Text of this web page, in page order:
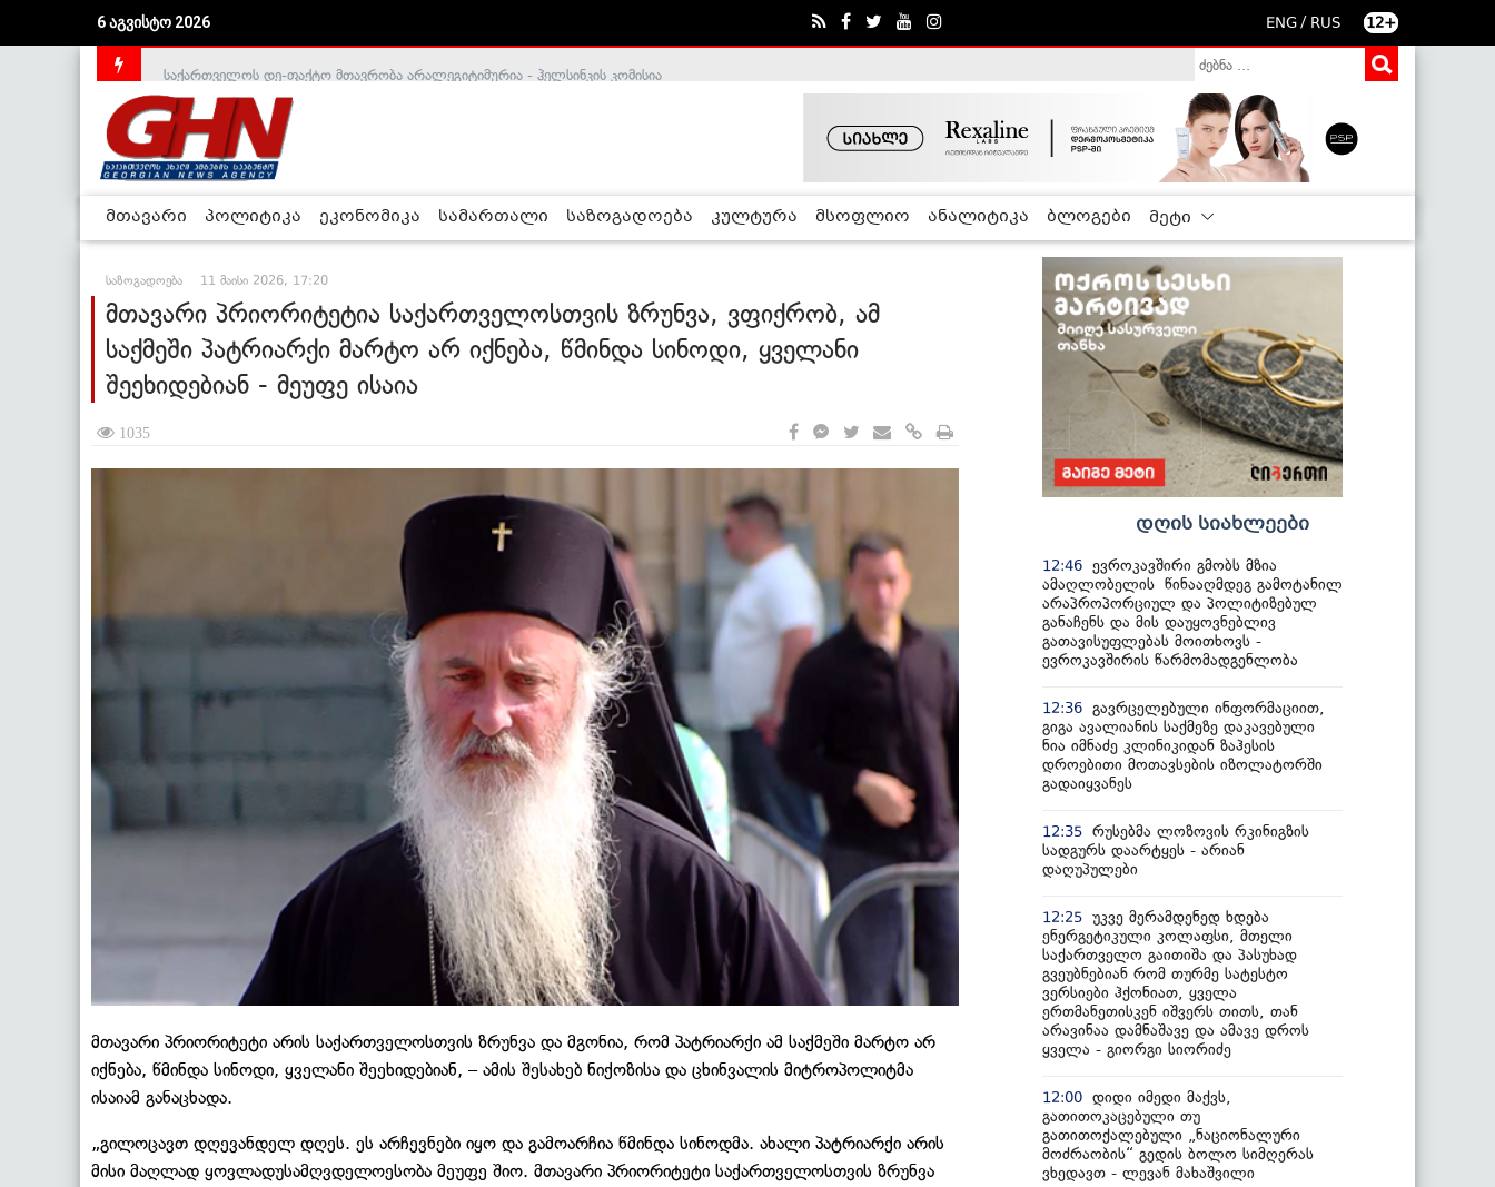
6 აგვისტო 2026 ENG / RUS 12+
მთავარი პოლიტიკა ეკონომიკა სამართალი საზოგადოება კულტურა მსოფლიო ანალიტიკა ბლოგები მეტი
საზოგადოება 11 მაისი 2026, 17:20
მთავარი პრიორიტეტია საქართველოსთვის ზრუნვა, ვფიქრობ, ამ
საქმეში პატრიარქი მარტო არ იქნება, წმინდა სინოდი, ყველანი
შეეხიდებიან - მეუფე ისაია
1035
მთავარი პრიორიტეტი არის საქართველოსთვის ზრუნვა და მგონია, რომ პატრიარქი ამ საქმეში მარტო არ
იქნება, წმინდა სინოდი, ყველანი შეეხიდებიან, – ამის შესახებ ნიქოზისა და ცხინვალის მიტროპოლიტმა
ისაიამ განაცხადა.
„გილოცავთ დღევანდელ დღეს. ეს არჩევნები იყო და გამოარჩია წმინდა სინოდმა. ახალი პატრიარქი არის
მისი მაღლად ყოვლადუსამღვდელოესობა მეუფე შიო. მთავარი პრიორიტეტი საქართველოსთვის ზრუნვა
დღის სიახლეები
12:46 ევროკავშირი გმობს მზია
ამაღლობელის წინააღმდეგ გამოტანილ
არაპროპორციულ და პოლიტიზებულ
განაჩენს და მის დაუყოვნებლივ
გათავისუფლებას მოითხოვს -
ევროკავშირის წარმომადგენლობა
12:36 გავრცელებული ინფორმაციით,
გიგა ავალიანის საქმეზე დაკავებული
ნია იმნაძე კლინიკიდან ზაჰესის
დროებითი მოთავსების იზოლატორში
გადაიყვანეს
12:35 რუსებმა ლოზოვის რკინიგზის
სადგურს დაარტყეს - არიან
დაღუპულები
12:25 უკვე მერამდენედ ხდება
ენერგეტიკული კოლაფსი, მთელი
საქართველო გაითიშა და პასუხად
გვეუბნებიან რომ თურმე სატესტო
ვერსიები ჰქონიათ, ყველა
ერთმანეთისკენ იშვერს თითს, თან
არავინაა დამნაშავე და ამავე დროს
ყველა - გიორგი სიორიძე
12:00 დიდი იმედი მაქვს,
გათითოკაცებული თუ
გათითოქალებული „ნაციონალური
მოძრაობის“ გედის ბოლო სიმღერას
ვხედავთ - ლევან მახაშვილი